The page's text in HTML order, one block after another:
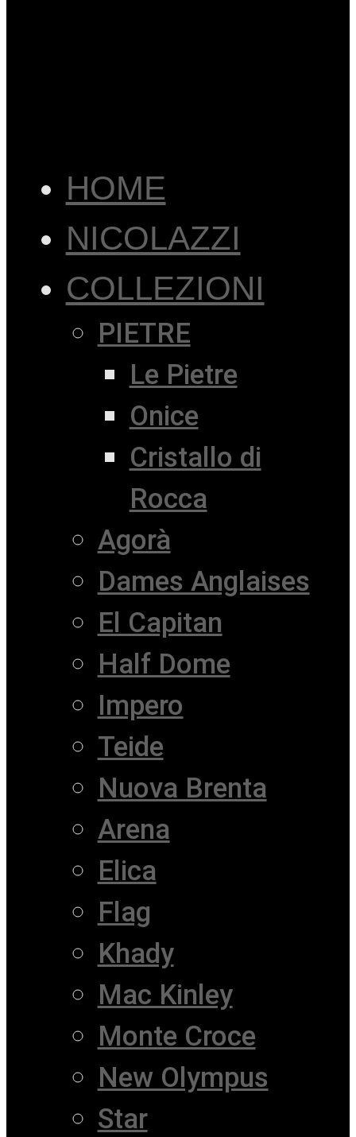
HOME
NICOLAZZI
COLLEZIONI
PIETRE
Le Pietre
Onice
Cristallo di
Rocca
Agorà
Dames Anglaises
El Capitan
Half Dome
Impero
Teide
Nuova Brenta
Arena
Elica
Flag
Khady
Mac Kinley
Monte Croce
New Olympus
Star